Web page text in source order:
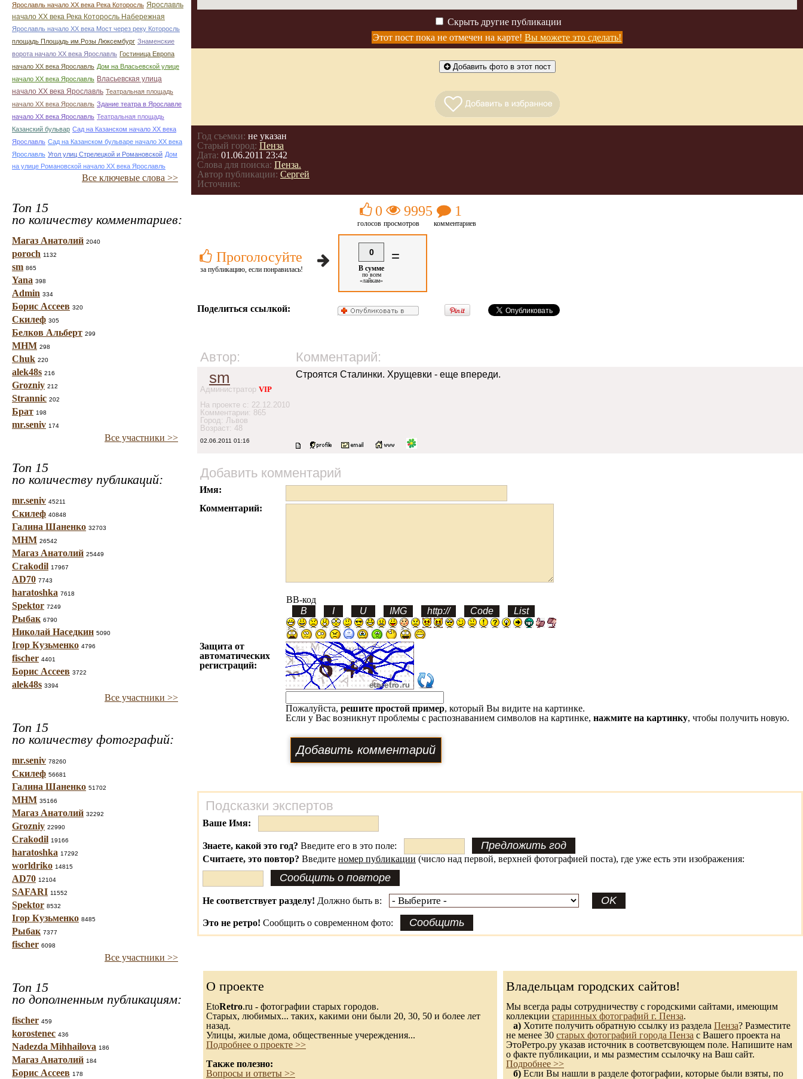
Ярославль начало ХХ века Река Которосль Ярославль
начало ХХ века Река Которосль Набережная
Ярославль начало ХХ века Мост через реку Которосль
площадь Площадь им.Розы Люксембург Знаменские
ворота начало ХХ века Ярославль Гостиница Европа
начало ХХ века Ярославль Дом на Власьевской улице
начало ХХ века Ярославль Власьевская улица
начало ХХ века Ярославль Театральная площадь
начало ХХ века Ярославль Здание театра в Ярославле
начало ХХ века Ярославль Театральная площадь
Казанский бульвар Сад на Казанском начало ХХ века
Ярославль Сад на Казанском бульваре начало ХХ века
Ярославль Угол улиц Стрелецкой и Романовской Дом
на улице Романовской начало ХХ века Ярославль
Все ключевые слова >>
Топ 15
по количеству комментариев:
Магаз Анатолий 2040
poroch 1132
sm 865
Yana 398
Admin 334
Борис Ассеев 320
Скилеф 305
Белков Альберт 299
МНМ 298
Chuk 220
alek48s 216
Grozniy 212
Strannic 202
Брат 198
mr.seniv 174
Все участники >>
Топ 15
по количеству публикаций:
mr.seniv 45211
Скилеф 40848
Галина Шаненко 32703
МНМ 26542
Магаз Анатолий 25449
Crakodil 17967
AD70 7743
haratoshka 7618
Spektor 7249
Рыбак 6790
Николай Наседкин 5090
Ігор Кузьменко 4796
fischer 4401
Борис Ассеев 3722
alek48s 3394
Все участники >>
Топ 15
по количеству фотографий:
mr.seniv 78260
Скилеф 56681
Галина Шаненко 51702
МНМ 35166
Магаз Анатолий 32292
Grozniy 22990
Crakodil 19166
haratoshka 17292
worldriko 14815
AD70 12104
SAFARI 11552
Spektor 8532
Ігор Кузьменко 8485
Рыбак 7377
fischer 6098
Все участники >>
Топ 15
по дополненным публикациям:
fischer 459
korostenec 436
Nadezda Mihhailova 186
Магаз Анатолий 184
Борис Ассеев 178
Скрыть другие публикации
Этот пост пока не отмечен на карте! Вы можете это сделать!
Добавить фото в этот пост
Год съемки: не указан
Старый город: Пенза
Дата: 01.06.2011 23:42
Слова для поиска: Пенза.
Автор публикации: Сергей
Источник:
Проголосуйте
за публикацию, если понравилась!
0
голосов
9995
просмотров
1
комментариев
0
В сумме
по всем
«лайкам»
=
Поделиться ссылкой:
Автор: Комментарий:
sm
Администратор VIP
На проекте с: 22.12.2010
Комментарии: 865
Город: Львов
Возраст: 48
Строятся Сталинки. Хрущевки - еще впереди.
02.06.2011 01:16
Добавить комментарий
Имя:
Комментарий:
BB-код
Защита от
автоматических
регистраций:
Пожалуйста, решите простой пример, который Вы видите на картинке.
Если у Вас возникнут проблемы с распознаванием символов на картинке, нажмите на картинку, чтобы получить новую.
Подсказки экспертов
Ваше Имя:
Знаете, какой это год? Введите его в это поле:
Считаете, это повтор? Введите номер публикации (число над первой, верхней фотографией поста), где уже есть эти изображения:
Не соответствует разделу! Должно быть в:
Это не ретро! Сообщить о современном фото:
О проекте
EtoRetro.ru - фотографии старых городов.
Старых, любимых... таких, какими они были 20, 30, 50 и более лет
назад.
Улицы, жилые дома, общественные учереждения...
Подробнее о проекте >>
Также полезно:
Вопросы и ответы >>
Владельцам городских сайтов!
Мы всегда рады сотрудничеству с городскими сайтами, имеющим
коллекции старинных фотографий г. Пенза.
а) Хотите получить обратную ссылку из раздела Пенза? Разместите
не менее 30 старых фотографий города Пенза с Вашего проекта на
ЭтоРетро.ру указав источник в соответсвующем поле. Напишите нам
о факте публикации, и мы разместим ссылочку на Ваш сайт.
Подробнее >>
б) Если Вы нашли в разделе фотографии, которые были взяты, по